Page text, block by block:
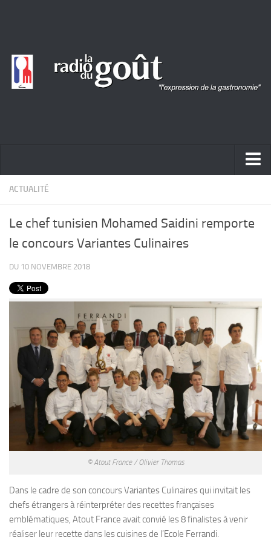
ACTUALITÉ
Entrées
Plats
Desserts
Sauces
ACTUALITÉ
Le chef tunisien Mohamed Saidini remporte
le concours Variantes Culinaires
DU 10 NOVEMBRE 2018
© Atout France / Olivier Thomas
Dans le cadre de son concours Variantes Culinaires qui invitait les
chefs étrangers à réinterpréter des recettes françaises
emblématiques, Atout France avait convié les 8 finalistes à venir
réaliser leur recette dans les cuisines de l’Ecole Ferrandi.